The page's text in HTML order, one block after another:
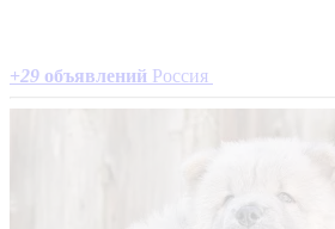
+29 объявлений Россия